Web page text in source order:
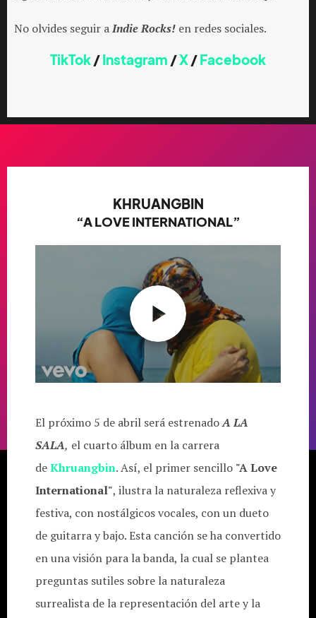
No olvides seguir aIndie Rocks! en redes sociales.
TikTok/Instagram /X/Facebook
KHRUANGBIN
“A LOVE INTERNATIONAL”
El próximo 5 de abril será estrenadoA LA
SALA, el cuarto álbum en la carrera
deKhruangbin. Así, el primer sencillo "A Love
International", ilustra la naturaleza reflexiva y
festiva, con nostálgicos vocales, con un dueto
de guitarra y bajo. Esta canción se ha convertido
en una visión para la banda, la cual se plantea
preguntas sutiles sobre la naturaleza
surrealista de la representación del arte y la